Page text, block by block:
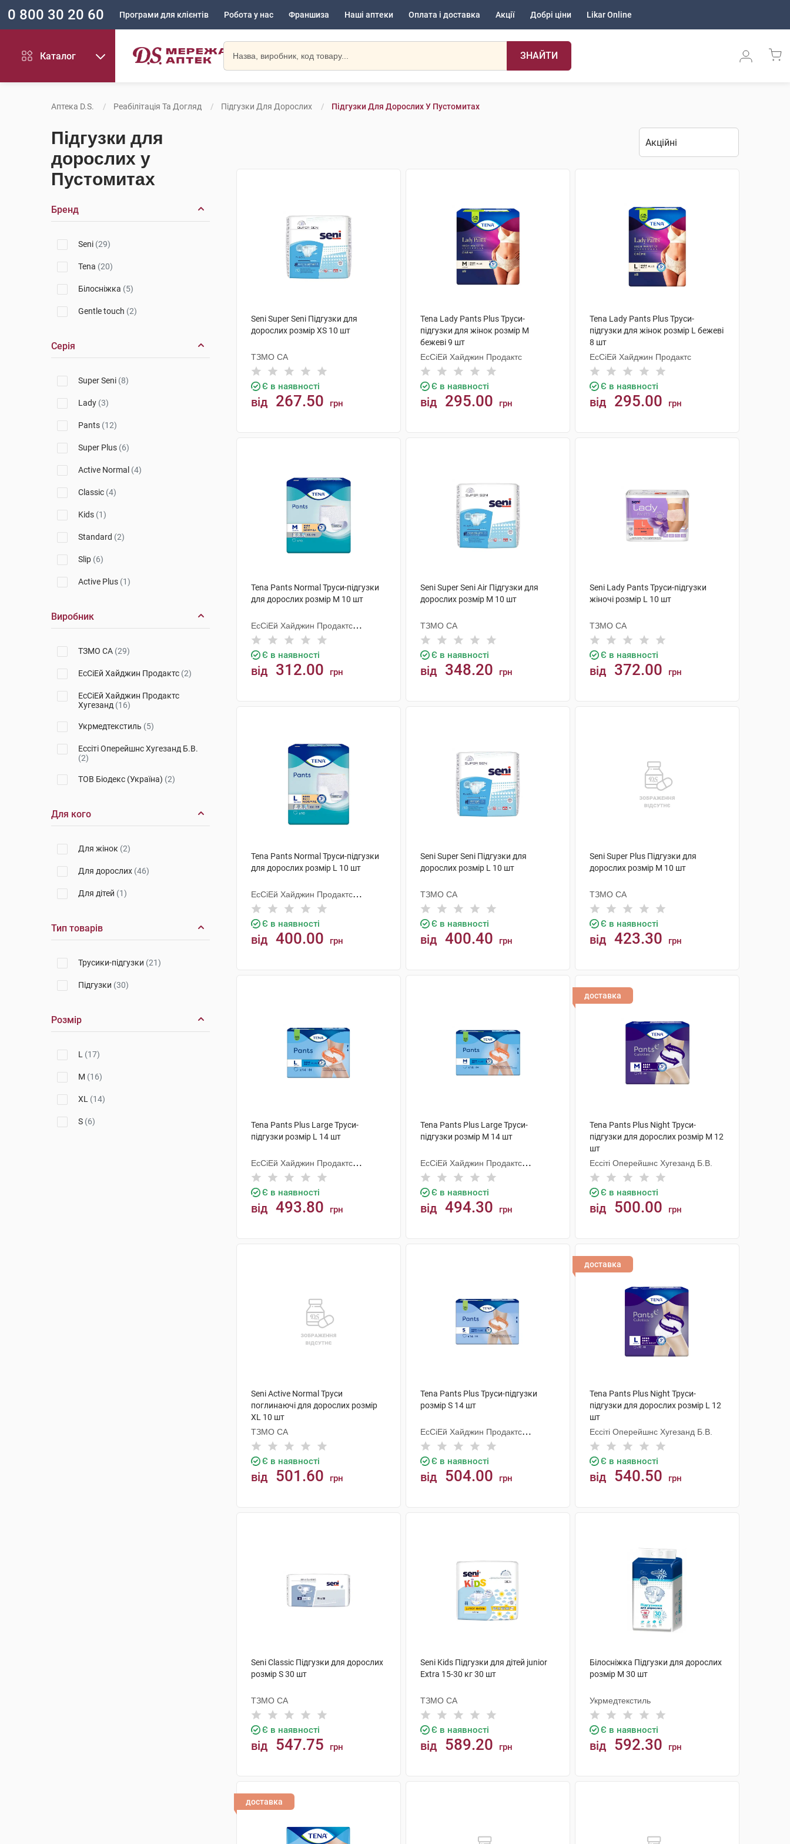
0 800 30 20 60 Програми для клієнтів Робота у нас Франшиза Наші аптеки Оплата і доставка Акції Добрі ціни Likar Online
Каталог ЗНАЙТИ
Аптека D.S. Реабілітація Та Догляд Підгузки Для Дорослих Підгузки Для Дорослих У Пустомитах
Підгузки для
дорослих у
Пустомитах
Бренд
Seni (29)
Tena (20)
Білосніжка (5)
Gentle touch (2)
Серія
Super Seni (8)
Lady (3)
Pants (12)
Super Plus (6)
Active Normal (4)
Classic (4)
Kids (1)
Standard (2)
Slip (6)
Active Plus (1)
Виробник
ТЗМО СА (29)
ЕсСіЕй Хайджин Продактс (2)
ЕсСіЕй Хайджин Продактс
Хугезанд (16)
Укрмедтекстиль (5)
Ессіті Оперейшнс Хугезанд Б.В.
(2)
ТОВ Біодекс (Україна) (2)
Для кого
Для жінок (2)
Для дорослих (46)
Для дітей (1)
Тип товарів
Трусики-підгузки (21)
Підгузки (30)
Розмір
L (17)
M (16)
XL (14)
S (6)
Seni Super Seni Підгузки для
дорослих розмір XS 10 шт
ТЗМО СА
Є в наявності
від 267.50 грн
Tena Lady Pants Plus Труси-
підгузки для жінок розмір M
бежеві 9 шт
ЕсСіЕй Хайджин Продактс
Є в наявності
від 295.00 грн
Tena Lady Pants Plus Труси-
підгузки для жінок розмір L бежеві
8 шт
ЕсСіЕй Хайджин Продактс
Є в наявності
від 295.00 грн
Tena Pants Normal Труси-підгузки
для дорослих розмір M 10 шт
ЕсСіЕй Хайджин Продактс
Хугезанд
Є в наявності
від 312.00 грн
Seni Super Seni Air Підгузки для
дорослих розмір M 10 шт
ТЗМО СА
Є в наявності
від 348.20 грн
Seni Lady Pants Труси-підгузки
жіночі розмір L 10 шт
ТЗМО СА
Є в наявності
від 372.00 грн
Tena Pants Normal Труси-підгузки
для дорослих розмір L 10 шт
ЕсСіЕй Хайджин Продактс
Хугезанд
Є в наявності
від 400.00 грн
Seni Super Seni Підгузки для
дорослих розмір L 10 шт
ТЗМО СА
Є в наявності
від 400.40 грн
Seni Super Plus Підгузки для
дорослих розмір M 10 шт
ТЗМО СА
Є в наявності
від 423.30 грн
Tena Pants Plus Large Труси-
підгузки розмір L 14 шт
ЕсСіЕй Хайджин Продактс
Хугезанд
Є в наявності
від 493.80 грн
Tena Pants Plus Large Труси-
підгузки розмір M 14 шт
ЕсСіЕй Хайджин Продактс
Хугезанд
Є в наявності
від 494.30 грн
доставка
Tena Pants Plus Night Труси-
підгузки для дорослих розмір M 12
шт
Ессіті Оперейшнс Хугезанд Б.В.
Є в наявності
від 500.00 грн
Seni Active Normal Труси
поглинаючі для дорослих розмір
XL 10 шт
ТЗМО СА
Є в наявності
від 501.60 грн
Tena Pants Plus Труси-підгузки
розмір S 14 шт
ЕсСіЕй Хайджин Продактс
Хугезанд
Є в наявності
від 504.00 грн
доставка
Tena Pants Plus Night Труси-
підгузки для дорослих розмір L 12
шт
Ессіті Оперейшнс Хугезанд Б.В.
Є в наявності
від 540.50 грн
Seni Classic Підгузки для дорослих
розмір S 30 шт
ТЗМО СА
Є в наявності
від 547.75 грн
Seni Kids Підгузки для дітей junior
Extra 15-30 кг 30 шт
ТЗМО СА
Є в наявності
від 589.20 грн
Білосніжка Підгузки для дорослих
розмір М 30 шт
Укрмедтекстиль
Є в наявності
від 592.30 грн
доставка